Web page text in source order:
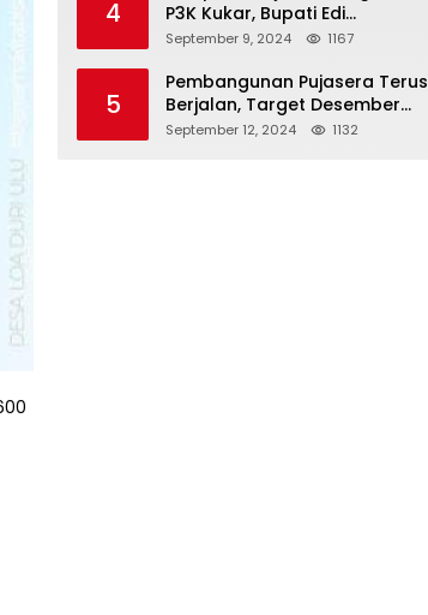
4
P3K Kukar, Bupati Edi
Damansyah Ingatkan
September 9, 2024 1167
5
Pembangunan Pujasera Terus
Berjalan, Target Desember
2024 Rampung
September 12, 2024 1132